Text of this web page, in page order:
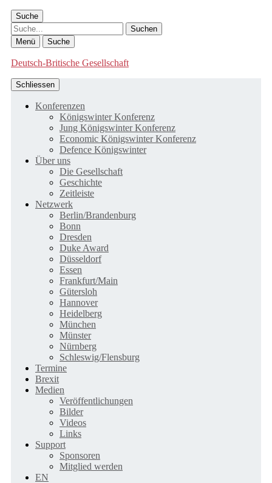
Suche
Suche
Menü Suche
Deutsch-Britische Gesellschaft
Schliessen
Konferenzen
Königswinter Konferenz
Jung Königswinter Konferenz
Economic Königswinter Konferenz
Defence Königswinter
Über uns
Die Gesellschaft
Geschichte
Zeitleiste
Netzwerk
Berlin/Brandenburg
Bonn
Dresden
Duke Award
Düsseldorf
Essen
Frankfurt/Main
Gütersloh
Hannover
Heidelberg
München
Münster
Nürnberg
Schleswig/Flensburg
Termine
Brexit
Medien
Veröffentlichungen
Bilder
Videos
Links
Support
Sponsoren
Mitglied werden
EN